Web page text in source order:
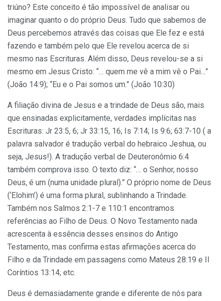
triúno? Este conceito é tão impossível de analisar ou
imaginar quanto o do próprio Deus. Tudo que sabemos de
Deus percebemos através das coisas que Ele fez e está
fazendo e também pelo que Ele revelou acerca de si
mesmo nas Escrituras. Além disso, Deus revelou-se a si
mesmo em Jesus Cristo: “… quem me vê a mim vê o Pai…”
(João 14:9); “Eu e o Pai somos um.” (João 10:30)
A filiação divina de Jesus e a trindade de Deus são, mais
que ensinadas explicitamente, verdades implícitas nas
Escrituras: Jr 23:5, 6; Jr 33:15, 16; Is 7:14; Is 9:6; 63:7-10 ( a
palavra salvador é tradução verbal do hebraico Jeshua, ou
seja, Jesus!). A tradução verbal de Deuteronômio 6:4
também comprova isso. O texto diz: “… o Senhor, nosso
Deus, é um (numa unidade plural).” O próprio nome de Deus
(‘Elohim’) é uma forma plural, sublinhando a Trindade.
Também nos Salmos 2:1-7 e 110:1 encontramos
referências ao Filho de Deus. O Novo Testamento nada
acrescenta à essência desses ensinos do Antigo
Testamento, mas confirma estas afirmações acerca do
Filho e da Trindade em passagens como Mateus 28:19 e II
Coríntios 13:14; etc.
Deus é demasiadamente grande e diferente de nós para